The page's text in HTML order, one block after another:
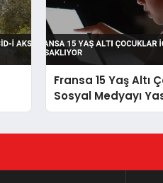
Fransa 15 Yaş Altı
Sosyal Medyayı